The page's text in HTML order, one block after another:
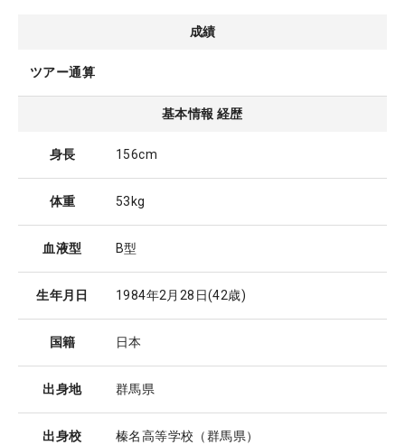
成績
ツアー通算
基本情報 経歴
身長 156cm
体重 53kg
血液型 B型
生年月日 1984年2月28日(42歳)
国籍 日本
出身地 群馬県
出身校 榛名高等学校（群馬県）